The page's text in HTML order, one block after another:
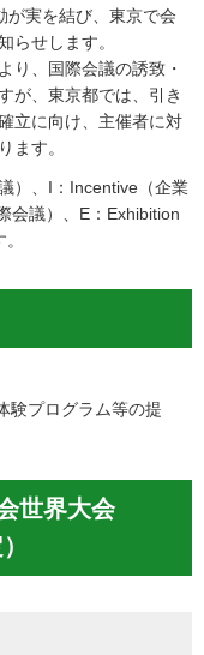
が実を結び、東京で会
らせします。
り、国際会議の誘致・
が、東京都では、引き
立に向け、主催者に対
ます。
）、I：Incentive（企業
会議）、E：Exhibition
験プログラム等の提
世界大会